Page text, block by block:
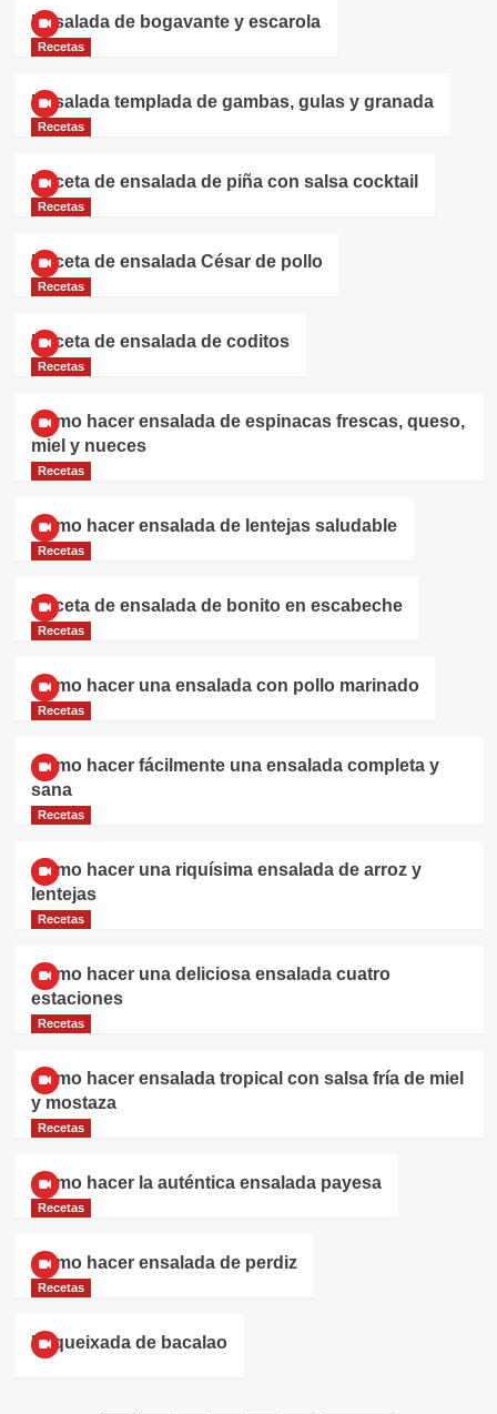
Ensalada de bogavante y escarola
Recetas
Ensalada templada de gambas, gulas y granada
Recetas
Receta de ensalada de piña con salsa cocktail
Recetas
Receta de ensalada César de pollo
Recetas
Receta de ensalada de coditos
Recetas
Cómo hacer ensalada de espinacas frescas, queso,
miel y nueces
Recetas
Cómo hacer ensalada de lentejas saludable
Recetas
Receta de ensalada de bonito en escabeche
Recetas
Cómo hacer una ensalada con pollo marinado
Recetas
Cómo hacer fácilmente una ensalada completa y
sana
Recetas
Cómo hacer una riquísima ensalada de arroz y
lentejas
Recetas
Cómo hacer una deliciosa ensalada cuatro
estaciones
Recetas
Cómo hacer ensalada tropical con salsa fría de miel
y mostaza
Recetas
Cómo hacer la auténtica ensalada payesa
Recetas
Cómo hacer ensalada de perdiz
Recetas
Esqueixada de bacalao